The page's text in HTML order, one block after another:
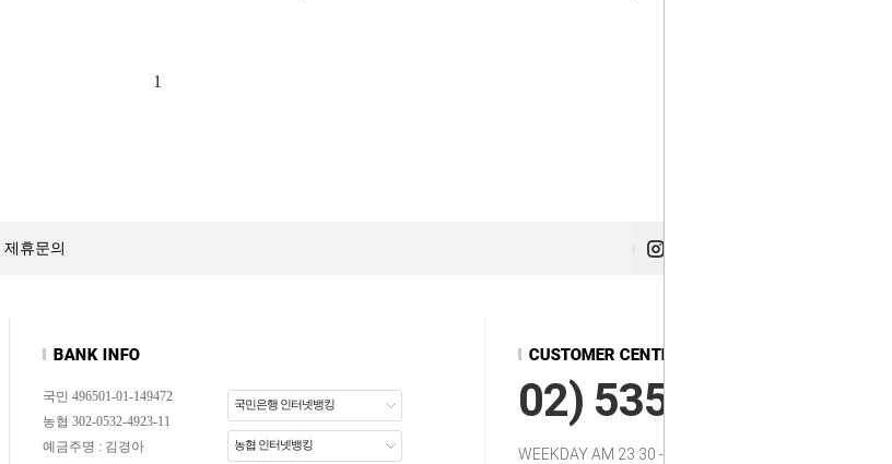
1
제휴문의
국민 496501-01-149472
농협 302-0532-4923-11
예금주명 : 김경아
국민은행 인터넷뱅킹
농협 인터넷뱅킹
02) 535-2217~8
WEEKDAY AM 23:30 - 12:00